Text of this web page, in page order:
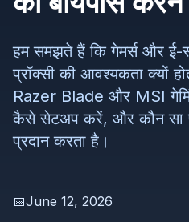
हम समझते हैं कि गेमर्स और ई-
प्रॉक्सी की आवश्यकता क्यों
Razer Blade और MSI
कैसे सेटअप करें, और कौन सा
प्रदान करता है।
📅June 12, 2026